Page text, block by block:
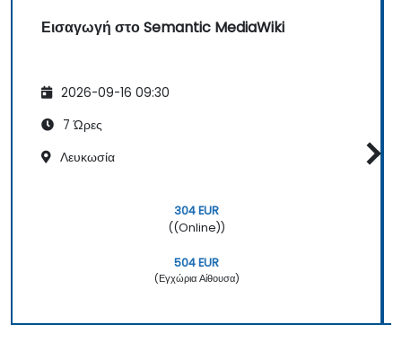
Εισαγωγή στο Semantic MediaWiki
2026-09-16 09:30
7 Ώρες
Λευκωσία
304 EUR
((Online))
504 EUR
(Εγχώρια Αίθουσα)